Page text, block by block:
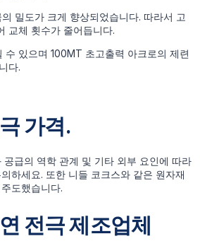
밀도가 크게 향상되었습니다. 따라서 고
교체 횟수가 줄어듭니다.
수 있으며 100MT 초고출력 아크로의 제련
다.
가격.
공급의 역학 관계 및 기타 외부 요인에 따라
하세요. 또한 니들 코크스와 같은 원자재
도했습니다.
전극 제조업체